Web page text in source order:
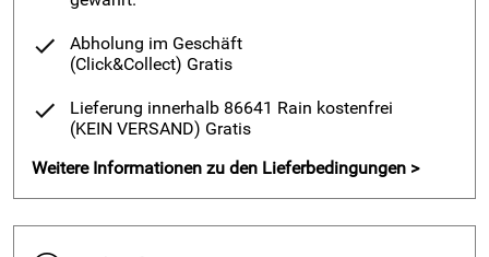
Abholung im Geschäft
(Click&Collect) Gratis
Lieferung innerhalb 86641 Rain kostenfrei
(KEIN VERSAND) Gratis
Weitere Informationen zu den Lieferbedingungen >